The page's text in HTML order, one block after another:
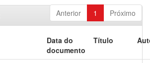
Anterior 1 Próximo
Data do
documento
Título